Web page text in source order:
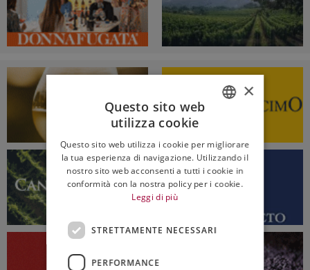
ENGLISH
×
Questo sito web
utilizza cookie
Questo sito web utilizza i cookie per migliorare
la tua esperienza di navigazione. Utilizzando il
nostro sito web acconsenti a tutti i cookie in
conformità con la nostra policy per i cookie.
Leggi di più
STRETTAMENTE NECESSARI
PERFORMANCE